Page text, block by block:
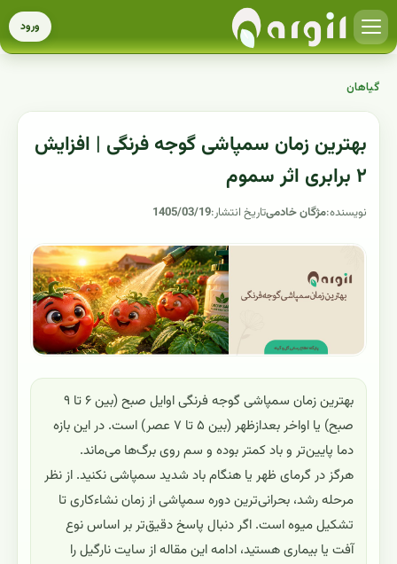
ورود
گیاهان
بهترین زمان سمپاشی گوجه ‌فرنگی | افزایش
۲ برابری اثر سموم
نویسنده:مژگان خادمیتاریخ انتشار:1405/03/19
بهترین زمان سمپاشی گوجه فرنگی اوایل صبح (بین ۶ تا ۹
صبح) یا اواخر بعدازظهر (بین ۵ تا ۷ عصر) است. در این بازه
دما پایین‌تر و باد کمتر بوده و سم روی برگ‌ها می‌ماند.
هرگز در گرمای ظهر یا هنگام باد شدید سمپاشی نکنید. از نظر
مرحله رشد، بحرانی‌ترین دوره سمپاشی از زمان نشاءکاری تا
تشکیل میوه است. اگر دنبال پاسخ دقیق‌تر بر اساس نوع
آفت یا بیماری هستید، ادامه این مقاله از سایت نارگیل را